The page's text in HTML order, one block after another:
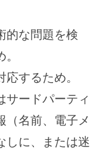
的な問題を検
するため。
サードパーティ
（名前、電子メ
しに、または迷